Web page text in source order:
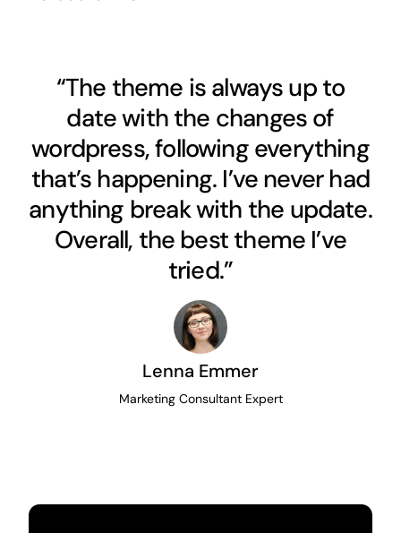
“The theme is always up to
date with the changes of
wordpress, following everything
that’s happening. I’ve never had
anything break with the update.
Overall, the best theme I’ve
tried.”
Lenna Emmer
Marketing Consultant Expert